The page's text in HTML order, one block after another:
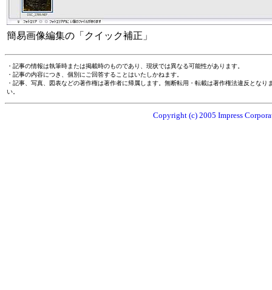
簡易画像編集の「クイック補正」
・記事の情報は執筆時または掲載時のものであり、現状では異なる可能性があります。
・記事の内容につき、個別にご回答することはいたしかねます。
・記事、写真、図表などの著作権は著作者に帰属します。無断転用・転載は著作権法違反とな
い。
Copyright (c) 2005 Impress